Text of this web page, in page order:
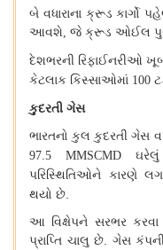
બે વધારાના ક્રૂડ કાર્ગો
આવશે, જે ક્રૂડ ઓઈલ
દેશભરની રિફાઈનરીઓ
કેટલાક કિસ્સાઓમાં 100
કુદરતી ગેસ
ભારતનો કુલ કુદરતી ગેસ
97.5 MMSCMD ઘરેલું
પરિસ્થિતિઓને કારણે
થયો છે.
આ વિક્ષેપને સરભર કરવા
પ્રાપ્તિ ચાલુ છે. ગેસ